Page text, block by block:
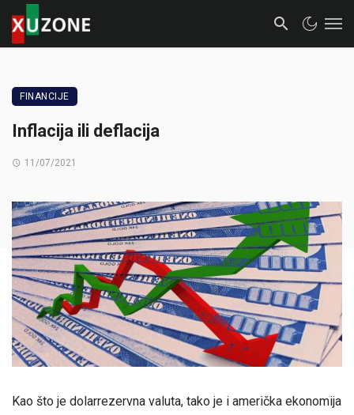
FINANCIJE
Inflacija ili deflacija
11/07/2021
Kao što je dolarrezervna valuta, tako je i američka ekonomija